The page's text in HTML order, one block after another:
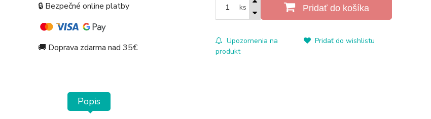
ks Pridať do košíka
Upozornenia na
produkt
Pridať do wishlistu
🔒 Bezpečné online platby
🚚 Doprava zdarma nad 35€
Popis